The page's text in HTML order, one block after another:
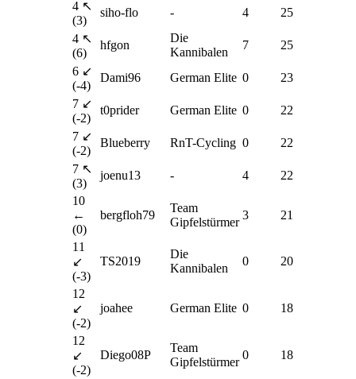
4 ↖
(3)
siho-flo - 4
25
4 ↖
(6)
hfgon
Die
Kannibalen
7
25
6 ↙
(-4)
Dami96 German Elite 0
23
7 ↙
(-2)
t0prider German Elite 0
22
7 ↙
(-2)
Blueberry RnT-Cycling 0
22
7 ↖
(3)
joenu13 - 4
22
10
←
(0)
bergfloh79
Team
Gipfelstürmer
3 21
11
↙
(-3)
TS2019
Die
Kannibalen
0 20
12
↙
(-2)
joahee German Elite 0 18
12
↙
(-2)
Diego08P
Team
Gipfelstürmer
0 18